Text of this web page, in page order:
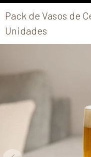
Pack de Vasos de
Unidades